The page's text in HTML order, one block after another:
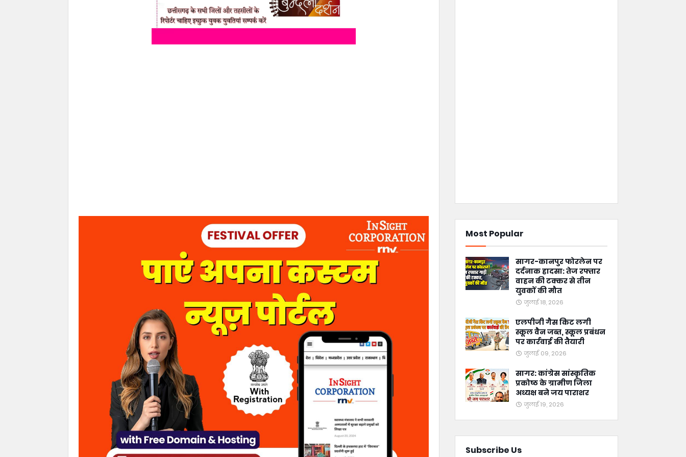
Most Popular
सागर-कानपुर फोरलेन पर
दर्दनाक हादसा: तेज रफ्तार
वाहन की टक्कर से तीन
युवकों की मौत
जुलाई 18, 2026
एलपीजी गैस किट लगी
स्कूल वैन जब्त, स्कूल प्रबंधन
पर कार्रवाई की तैयारी
जुलाई 09, 2026
सागर: कांग्रेस सांस्कृतिक
प्रकोष्ठ के ग्रामीण जिला
अध्यक्ष बने जय पाराशर
जुलाई 19, 2026
Subscribe Us